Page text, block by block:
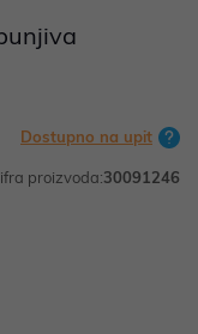
Dostupno na upit
proizvoda:30091246